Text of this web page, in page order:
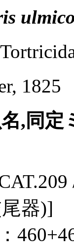
1825
名,同
器)]